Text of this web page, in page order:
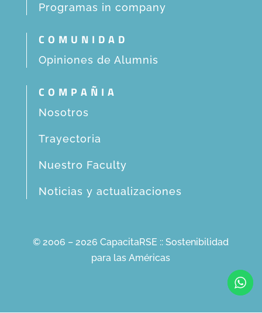
Programas in company
COMUNIDAD
Opiniones de Alumnis
COMPAÑIA
Nosotros
Trayectoria
Nuestro Faculty
Noticias y actualizaciones
© 2006 – 2026 CapacitaRSE :: Sostenibilidad
para las Américas